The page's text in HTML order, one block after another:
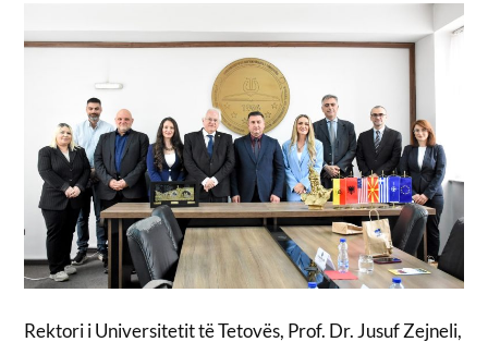
Rektori i Universitetit të Tetovës, Prof. Dr. Jusuf Zejneli,